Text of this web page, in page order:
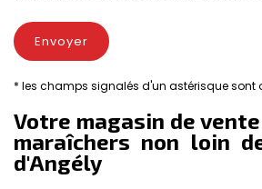
* les champs signalés d'un astérisque sont
Votre magasin de
maraîchers non loin
d'Angély